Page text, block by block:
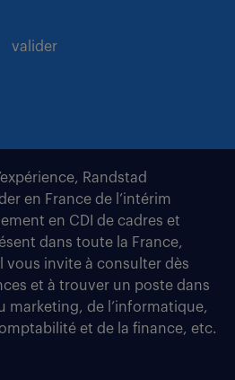
valider
Randstad
en France de l’intérim
en CDI de cadres et
dans toute la France,
vous invite à consulter dès
et à trouver un poste dans
marketing, de l’informatique,
et de la finance, etc.